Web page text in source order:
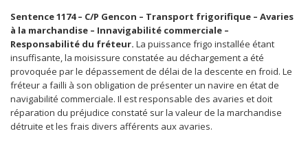
Sentence 1174 – C/P Gencon – Transport frigorifique – Avaries
à la marchandise – Innavigabilité commerciale –
Responsabilité du fréteur. La puissance frigo installée étant
insuffisante, la moisissure constatée au déchargement a été
provoquée par le dépassement de délai de la descente en froid. Le
fréteur a failli à son obligation de présenter un navire en état de
navigabilité commerciale. Il est responsable des avaries et doit
réparation du préjudice constaté sur la valeur de la marchandise
détruite et les frais divers afférents aux avaries.